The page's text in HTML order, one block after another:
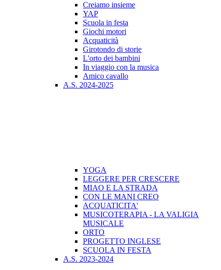
Creiamo insieme
YAP
Scuola in festa
Giochi motori
Acquaticità
Girotondo di storie
L'orto dei bambini
In viaggio con la musica
Amico cavallo
A.S. 2024-2025
YOGA
LEGGERE PER CRESCERE
MIAO E LA STRADA
CON LE MANI CREO
ACQUATICITA'
MUSICOTERAPIA - LA VALIGIA
MUSICALE
ORTO
PROGETTO INGLESE
SCUOLA IN FESTA
A.S. 2023-2024